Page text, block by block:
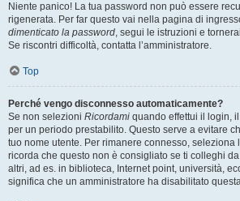
Niente panico! La tua password non può essere
rigenerata. Per far questo vai nella pagina di
dimenticato la password, segui le istruzioni e
Se riscontri difficoltà, contatta l’amministratore.
Top
Perché vengo disconnesso automaticamente?
Se non selezioni Ricordami quando effettui il login,
per un periodo prestabilito. Questo serve a evitare
tuo nome utente. Per rimanere connesso, seleziona
ricorda che questo non è consigliato se ti colleghi
altri, ad es. in biblioteca, Internet point, università,
significa che un amministratore ha disabilitato